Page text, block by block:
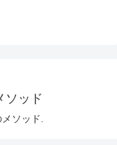
ソッド
ソッド.